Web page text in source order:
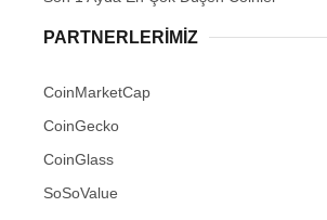
PARTNERLERIMIZ
CoinMarketCap
CoinGecko
CoinGlass
SoSoValue